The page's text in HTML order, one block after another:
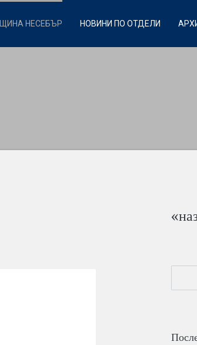
НЕСЕБЪР НОВИНИ ПО ОТДЕЛИ